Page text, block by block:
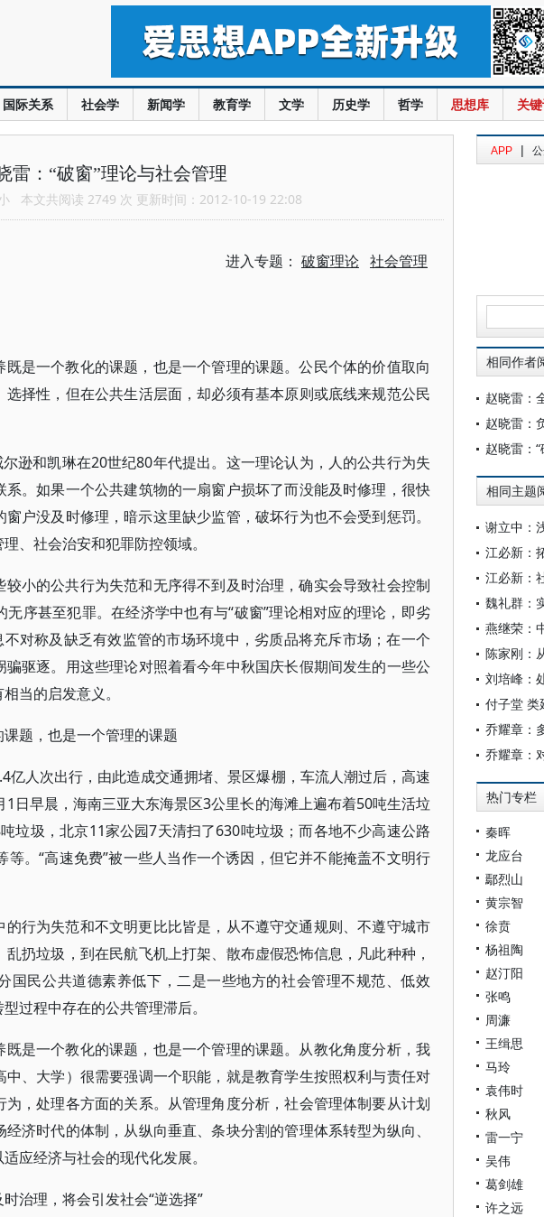
国际关系 社会学 新闻学 教育学 文学 历史学 哲学 思想库 关
雷：“破窗”理论与社会管理
本文共阅读 2749 次 更新时间：2012-10-19 22:08
进入专题： 破窗理论 社会管理
是一个教化的课题，也是一个管理的课题。公民个体的价值取向
择性，但在公共生活层面，却必须有基本原则或底线来规范公民
逊和凯琳在20世纪80年代提出。这一理论认为，人的公共行为失
。如果一个公共建筑物的一扇窗户损坏了而没能及时修理，很快
户没及时修理，暗示这里缺少监管，破坏行为也不会受到惩罚。
、社会治安和犯罪防控领域。
小的公共行为失范和无序得不到及时治理，确实会导致社会控制
序甚至犯罪。在经济学中也有与“破窗”理论相对应的理论，即劣
对称及缺乏有效监管的市场环境中，劣质品将充斥市场；在一个
驱逐。用这些理论对照着看今年中秋国庆长假期间发生的一些公
当的启发意义。
题，也是一个管理的课题
亿人次出行，由此造成交通拥堵、景区爆棚，车流人潮过后，高速
日早晨，海南三亚大东海景区3公里长的海滩上遍布着50吨生活垃
垃圾，北京11家公园7天清扫了630吨垃圾；而各地不少高速公路
。“高速免费”被一些人当作一个诱因，但它并不能掩盖不文明行
行为失范和不文明更比比皆是，从不遵守交通规则、不遵守城市
扔垃圾，到在民航飞机上打架、散布虚假恐怖信息，凡此种种，
国民公共道德素养低下，二是一些地方的社会管理不规范、低效
过程中存在的公共管理滞后。
是一个教化的课题，也是一个管理的课题。从教化角度分析，我
、大学）很需要强调一个职能，就是教育学生按照权利与责任对
，处理各方面的关系。从管理角度分析，社会管理体制要从计划
济时代的体制，从纵向垂直、条块分割的管理体系转型为纵向、
应经济与社会的现代化发展。
治理，将会引发社会“逆选择”
APP |
相同作者
赵晓雷：
赵晓雷：
赵晓雷：
相同主题
谢立中：
江必新：
陈家刚：
刘培峰：
热门专栏
秦晖
龙应台
鄢烈山
黄宗智
徐贲
杨祖陶
赵汀阳
张鸣
周濂
王缉思
马玲
袁伟时
秋风
雷一宁
吴伟
葛剑雄
许之远